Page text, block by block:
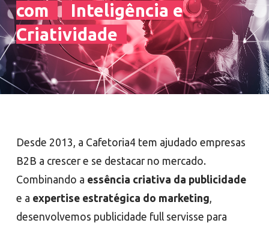
com
Inteligência e
Criatividade
Desde 2013, a Cafetoria4 tem ajudado empresas
B2B a crescer e se destacar no mercado.
Combinando a essência criativa da publicidade
e a expertise estratégica do marketing,
desenvolvemos publicidade full servisse para